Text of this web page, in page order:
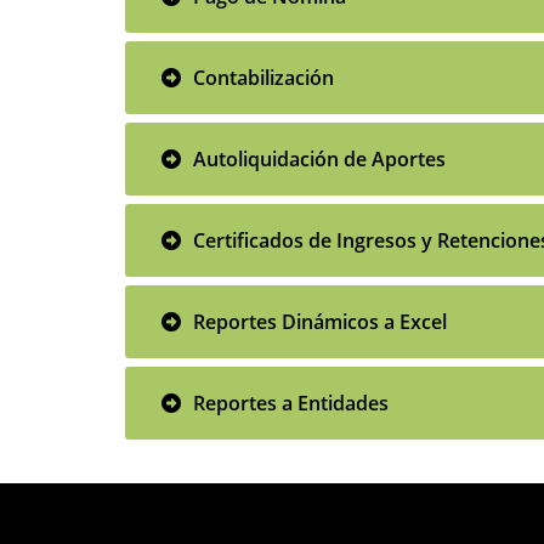
Contabilización
Autoliquidación de Aportes
Certificados de Ingresos y
Reportes Dinámicos a Excel
Reportes a Entidades